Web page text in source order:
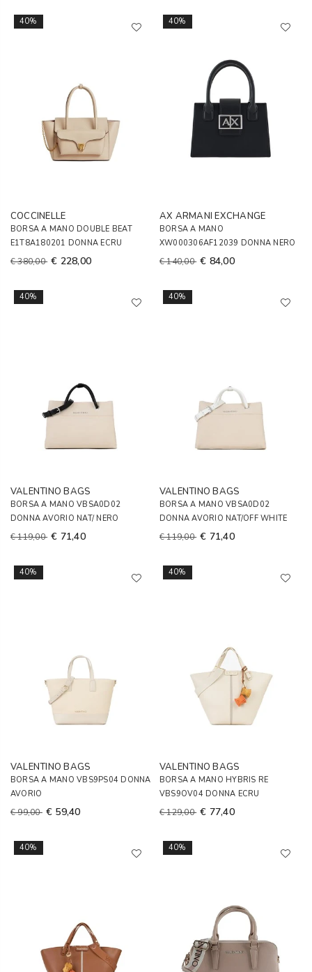
40%
COCCINELLE
BORSA A MANO DOUBLE BEAT
E1T8A180201 DONNA ECRU
€ 380,00 € 228,00
40%
AX ARMANI EXCHANGE
BORSA A MANO
XW000306AF12039 DONNA NERO
€ 140,00 € 84,00
40%
VALENTINO BAGS
BORSA A MANO VBSA0D02
DONNA AVORIO NAT/ NERO
€ 119,00 € 71,40
40%
VALENTINO BAGS
BORSA A MANO VBSA0D02
DONNA AVORIO NAT/OFF WHITE
€ 119,00 € 71,40
40%
VALENTINO BAGS
BORSA A MANO VBS9PS04 DONNA
AVORIO
€ 99,00 € 59,40
40%
VALENTINO BAGS
BORSA A MANO HYBRIS RE
VBS9OV04 DONNA ECRU
€ 129,00 € 77,40
40% 40%